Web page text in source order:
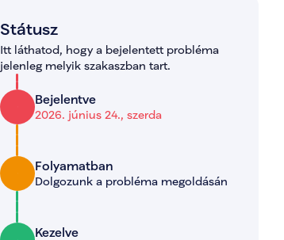
Státusz
Itt láthatod, hogy a bejelentett probléma
jelenleg melyik szakaszban tart.
Bejelentve
2026. június 24., szerda
Folyamatban
Dolgozunk a probléma megoldásán
Kezelve